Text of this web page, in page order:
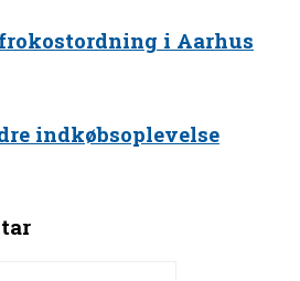
i Aarhus
indkøbsoplevelse